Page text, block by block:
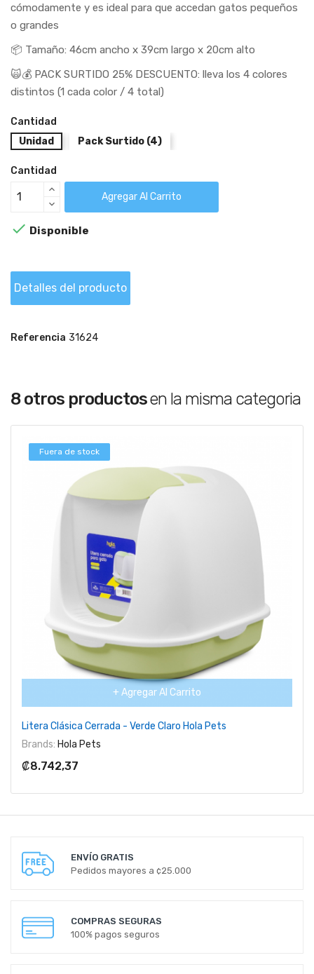
cómodamente y es ideal para que accedan gatos pequeños
o grandes
📦 Tamaño: 46cm ancho x 39cm largo x 20cm alto
🙀💰 PACK SURTIDO 25% DESCUENTO: lleva los 4 colores
distintos (1 cada color / 4 total)
Cantidad
Unidad
Pack Surtido (4)
Cantidad
Agregar Al Carrito
 Disponible
Detalles del producto
Referencia 31624
8 otros productosen la misma categoria
Fuera de stock
+ Agregar Al Carrito
Litera Clásica Cerrada - Verde Claro Hola Pets
Brands: Hola Pets
₡8.742,37
ENVÍO GRATIS
Pedidos mayores a ¢25.000
COMPRAS SEGURAS
100% pagos seguros